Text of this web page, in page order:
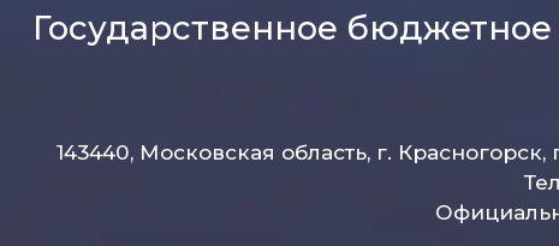
Государственное
143440, Московская область, г.